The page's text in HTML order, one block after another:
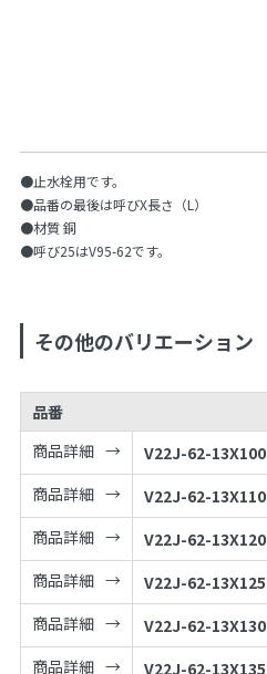
●止水栓用です。
●品番の最後は呼びX長さ（L）
●材質 銅
●呼び25はV95-62です。
その他のバリエーション
品番
商品詳細
V22J-62-13X100
商品詳細
V22J-62-13X110
商品詳細
V22J-62-13X120
商品詳細
V22J-62-13X125
商品詳細
V22J-62-13X130
商品詳細
V22J-62-13X135